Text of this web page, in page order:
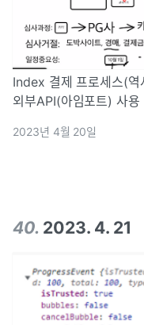
Index 결제 프로세스(역
외부API(아임포트) 사용 결제 프로세스 인터넷에서 결제를 통
기 버튼 클릭 2) 충전하
2023년 4월 20일
40. 2023. 4. 21